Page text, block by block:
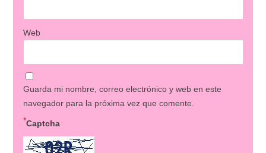
Web
Guarda mi nombre, correo electrónico y web en este
navegador para la próxima vez que comente.
Captcha
*